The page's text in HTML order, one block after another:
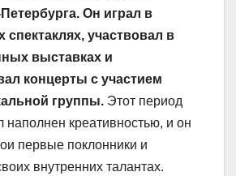
Он играл в
спектаклях, участвовал в
выставках и
концерты с участием
группы. Этот период
наполнен креативностью, и он
первые поклонники и
внутренних талантах.